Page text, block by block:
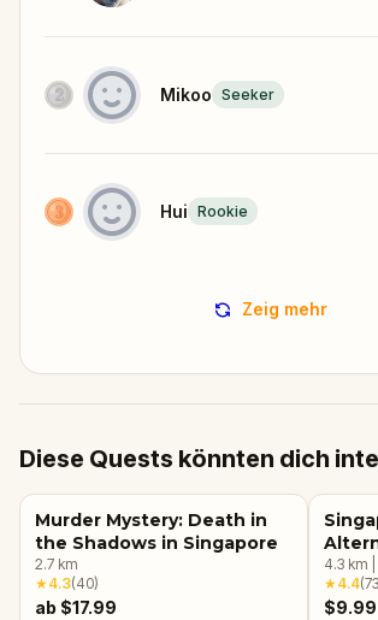
Mikoo Seeker
Hui Rookie
Zeig mehr
Diese Quests könnten dich
Murder Mystery: Death in
the Shadows in Singapore
2.7 km
★4.3(40)
ab $17.99
4.3 km
★4.4(73
$9.99